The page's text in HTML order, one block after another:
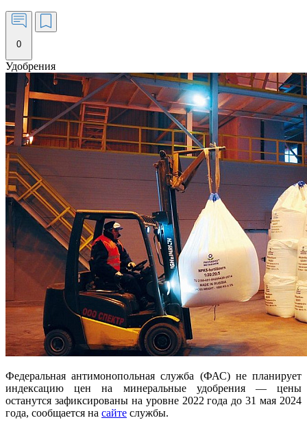
0
Федеральная антимонопольная служба (ФАС) не планирует
индексацию цен на минеральные удобрения — цены
останутся зафиксированы на уровне 2022 года до 31 мая 2024
года, сообщается на сайте службы.